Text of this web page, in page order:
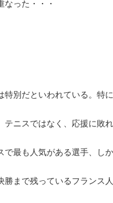
なった・・・
特別だといわれている。特
テニスではなく、応援に敗
で最も人気がある選手、し
勝まで残っているフランス